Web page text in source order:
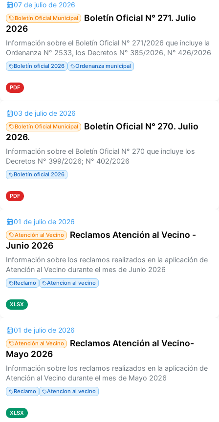
07 de julio de 2026
Boletín Oficial Municipal
Boletín Oficial N° 271. Julio
2026
Información sobre el Boletín Oficial N° 271/2026 que incluye la
Ordenanza N° 2533, los Decretos N° 385/2026, N° 426/2026
Boletín oficial 2026 Ordenanza municipal
PDF
03 de julio de 2026
Boletín Oficial Municipal
Boletín Oficial N° 270. Julio
2026.
Información sobre el Boletín Oficial N° 270 que incluye los
Decretos N° 399/2026; N° 402/2026
Boletín oficial 2026
PDF
01 de julio de 2026
Atención al Vecino
Reclamos Atención al Vecino -
Junio 2026
Información sobre los reclamos realizados en la aplicación de
Atención al Vecino durante el mes de Junio 2026
Reclamo Atencion al vecino
XLSX
01 de julio de 2026
Atención al Vecino
Reclamos Atención al Vecino-
Mayo 2026
Información sobre los reclamos realizados en la aplicación de
Atención al Vecino durante el mes de Mayo 2026
Reclamo Atencion al vecino
XLSX